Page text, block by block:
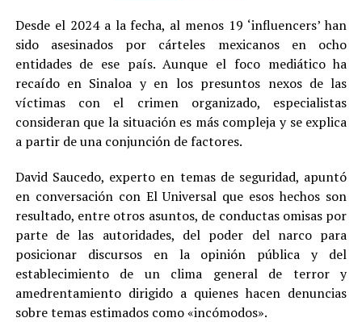
Desde el 2024 a la fecha, al menos 19 ‘influencers’ han
sido asesinados por cárteles mexicanos en ocho
entidades de ese país. Aunque el foco mediático ha
recaído en Sinaloa y en los presuntos nexos de las
víctimas con el crimen organizado, especialistas
consideran que la situación es más compleja y se explica
a partir de una conjunción de factores.
David Saucedo, experto en temas de seguridad, apuntó
en conversación con El Universal que esos hechos son
resultado, entre otros asuntos, de conductas omisas por
parte de las autoridades, del poder del narco para
posicionar discursos en la opinión pública y del
establecimiento de un clima general de terror y
amedrentamiento dirigido a quienes hacen denuncias
sobre temas estimados como «incómodos».